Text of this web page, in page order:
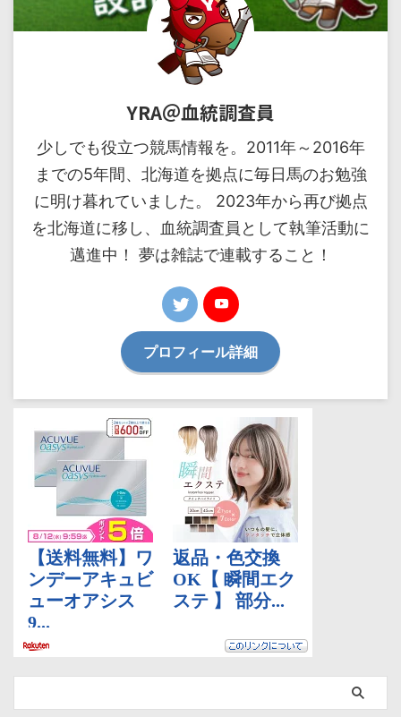
YRA＠血統調査員
少しでも役立つ競馬情報を。2011年～2016年
までの5年間、北海道を拠点に毎日馬のお勉強
に明け暮れていました。 2023年から再び拠点
を北海道に移し、血統調査員として執筆活動に
邁進中！ 夢は雑誌で連載すること！
プロフィール詳細